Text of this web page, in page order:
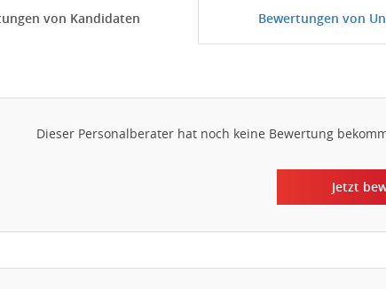
von Kandidaten Bewertungen von
Dieser Personalberater hat noch keine Bewertung
Jetzt